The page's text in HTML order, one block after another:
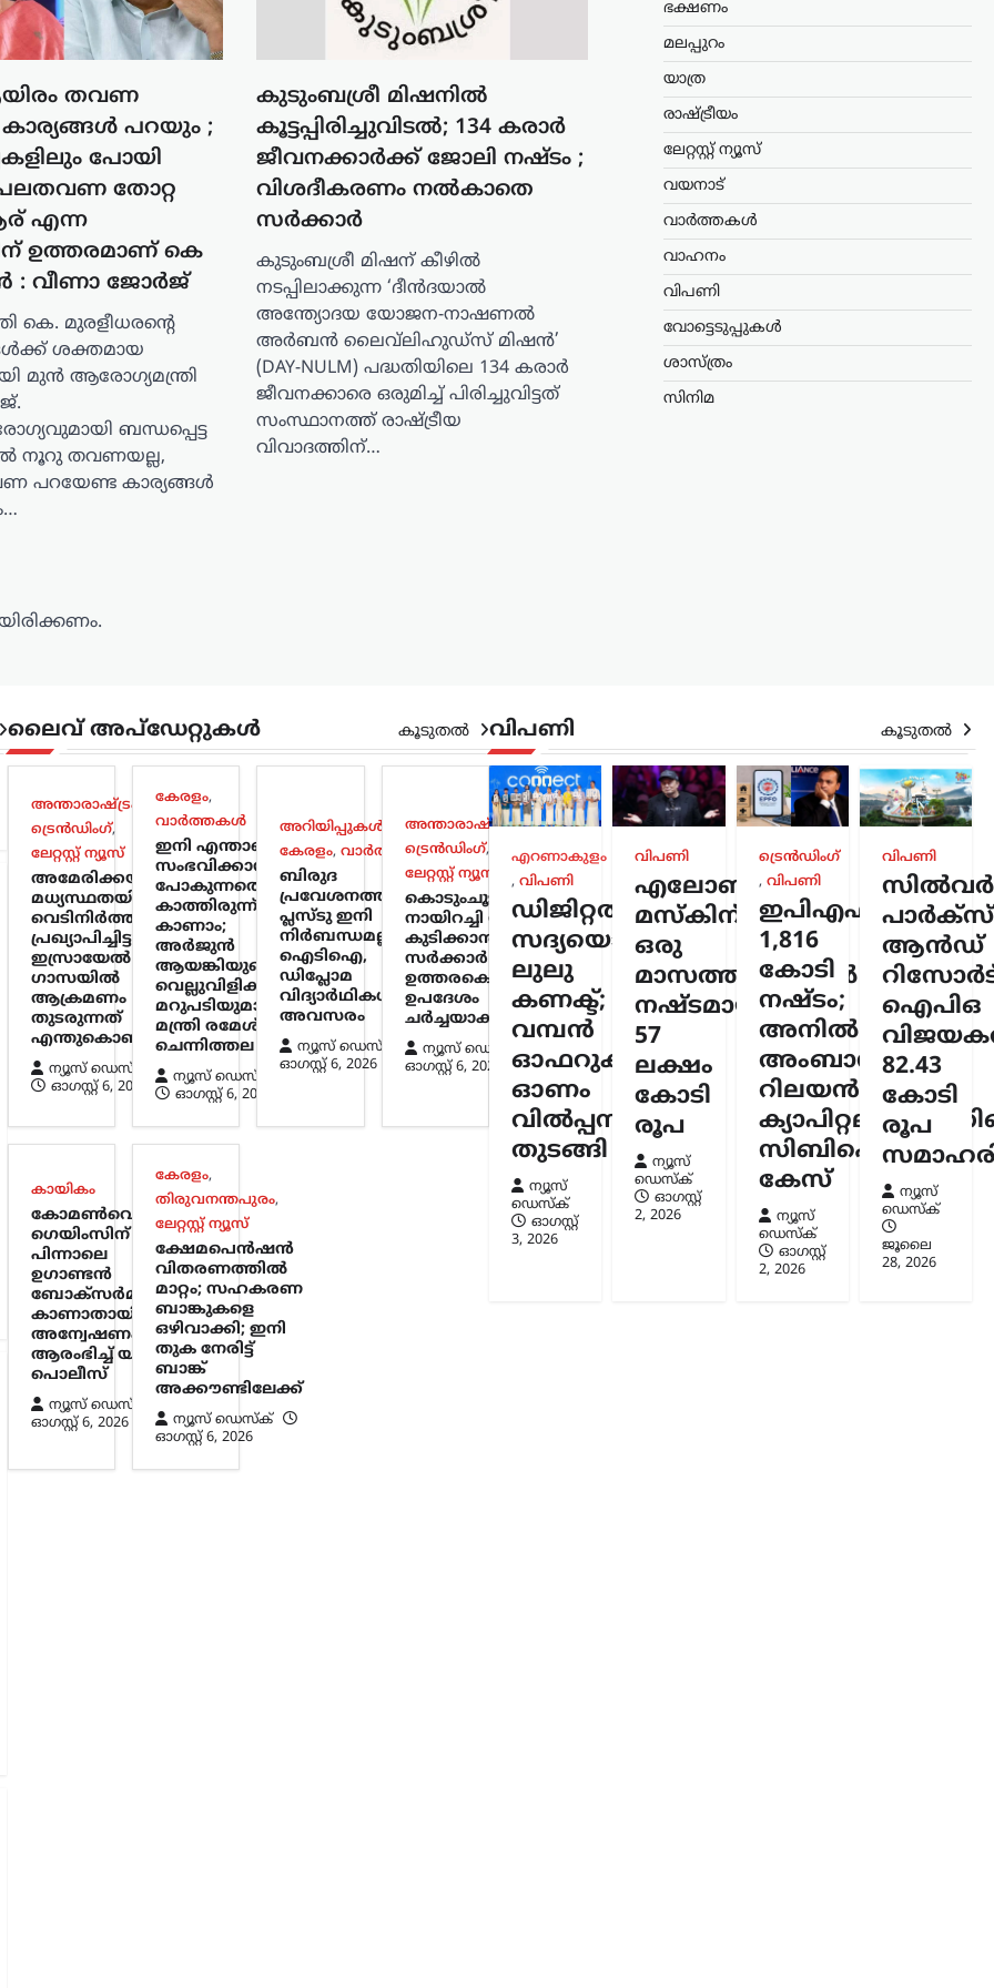
തവണ
പറയും ;
പോയി
പലതവണ തോറ്റ
എന്ന
ഉത്തരമാണ് കെ
: വീണാ ജോർജ്
കെ. മുരളീധരന്റെ
ശക്തമായ
മുൻ ആരോഗ്യമന്ത്രി
ബന്ധപ്പെട്ട
നൂറു തവണയല്ല,
പറയേണ്ട കാര്യങ്ങൾ
കുടുംബശ്രീ മിഷനിൽ
കൂട്ടപ്പിരിച്ചുവിടൽ; 134 കരാർ
ജീവനക്കാർക്ക് ജോലി നഷ്ടം ;
വിശദീകരണം നൽകാതെ
സർക്കാർ
കുടുംബശ്രീ മിഷന് കീഴിൽ
നടപ്പിലാക്കുന്ന ‘ദീൻദയാൽ
അന്ത്യോദയ യോജന-നാഷണൽ
അർബൻ ലൈവ്‌ലിഹുഡ്‌സ് മിഷൻ’
(DAY-NULM) പദ്ധതിയിലെ 134 കരാർ
ജീവനക്കാരെ ഒരുമിച്ച് പിരിച്ചുവിട്ടത്
സംസ്ഥാനത്ത് രാഷ്ട്രീയ
വിവാദത്തിന്…
ഭക്ഷണം
മലപ്പുറം
യാത്ര
രാഷ്ട്രീയം
ലേറ്റസ്റ്റ് ന്യൂസ്
വയനാട്
വാർത്തകൾ
വാഹനം
വിപണി
വോട്ടെടുപ്പുകൾ
ശാസ്ത്രം
സിനിമ
ലൈവ് അപ്‌ഡേറ്റുകൾ കൂടുതൽ
അന്താരാഷ്ട്രം
ട്രെൻഡിംഗ്,
ലേറ്റസ്റ്റ് ന്യൂസ്
അമേരിക്കയുടെ
മധ്യസ്ഥതയിൽ
വെടിനിർത്തൽ
പ്രഖ്യാപിച്ചിട്ടും
ഇസ്രായേൽ
ഗാസയിൽ
ആക്രമണം
തുടരുന്നത്
എന്തുകൊണ്ട്?
ന്യൂസ് ഡെസ്ക്
ഓഗസ്റ്റ്‌ 6, 2026
കേരളം,
വാർത്തകൾ
ഇനി എന്താണ്
സംഭവിക്കാൻ
പോകുന്നതെന്ന്
കാത്തിരുന്ന്
കാണാം;
അർജുൻ
ആയങ്കിയുടെ
വെല്ലുവിളിക്ക്
മറുപടിയുമായി
മന്ത്രി രമേശ്
ചെന്നിത്തല
ന്യൂസ് ഡെസ്ക്
ഓഗസ്റ്റ്‌ 6, 2026
അറിയിപ്പുകൾ
കേരളം,വാർത്തകൾ
ബിരുദ
പ്രവേശനത്തിന്
പ്ലസ്ടു ഇനി
നിർബന്ധമല്ല;
ഐടിഐ,
ഡിപ്ലോമ
വിദ്യാർഥികൾക്കും
അവസരം
ന്യൂസ് ഡെസ്ക്
ഓഗസ്റ്റ്‌ 6, 2026
അന്താരാഷ്ട്രം,
ട്രെൻഡിംഗ്,
ലേറ്റസ്റ്റ് ന്യൂസ്
കൊടുംചൂടിൽ
നായിറച്ചി സൂപ്പ്
കുടിക്കാൻ
സർക്കാർ നിർദേശം;
ഉത്തരകൊറിയയുടെ
ഉപദേശം
ചർച്ചയാകുന്നു
ന്യൂസ് ഡെസ്ക്
ഓഗസ്റ്റ്‌ 6, 2026
കായികം
കോമൺവെൽത്ത്
ഗെയിംസിന്
പിന്നാലെ
ഉഗാണ്ടൻ
ബോക്സർമാരെ
കാണാതായി;
അന്വേഷണം
ആരംഭിച്ച് യുകെ
പൊലീസ്
ന്യൂസ് ഡെസ്ക്
ഓഗസ്റ്റ്‌ 6, 2026
കേരളം,
തിരുവനന്തപുരം,
ലേറ്റസ്റ്റ് ന്യൂസ്
ക്ഷേമപെൻഷൻ
വിതരണത്തിൽ
മാറ്റം; സഹകരണ
ബാങ്കുകളെ
ഒഴിവാക്കി; ഇനി
തുക നേരിട്ട്
ബാങ്ക്
അക്കൗണ്ടിലേക്ക്
ന്യൂസ് ഡെസ്ക്
ഓഗസ്റ്റ്‌ 6, 2026
വിപണി കൂടുതൽ
എറണാകുളം
,വിപണി
ഡിജിറ്റൽ
സദ്യയൊരുക്കി
ലുലു
കണക്ട്;
വമ്പൻ
ഓഫറുകളുമായി
ഓണം
വിൽപ്പന
തുടങ്ങി
ന്യൂസ്
ഡെസ്ക്
ഓഗസ്റ്റ്‌
3, 2026
വിപണി
എലോൺ
മസ്കിന്
ഒരു
മാസത്തിനുള്ളിൽ
നഷ്ടമായത്
57
ലക്ഷം
കോടി
രൂപ
ന്യൂസ്
ഡെസ്ക്
ഓഗസ്റ്റ്‌
2, 2026
ട്രെൻഡിംഗ്
, വിപണി
ഇപിഎഫ്ഒയ്ക്ക്
1,816
കോടി
നഷ്ടം;
അനിൽ
അംബാനിക്കും
റിലയൻസ്
സിബിഐ
കേസ്
ന്യൂസ്
ഡെസ്ക്
ഓഗസ്റ്റ്‌
2, 2026
വിപണി
പാർക്സ്
ആൻഡ്
ഐപിഒ
82.43
കോടി
രൂപ
ന്യൂസ്
ഡെസ്ക്
ജൂലൈ
28, 2026